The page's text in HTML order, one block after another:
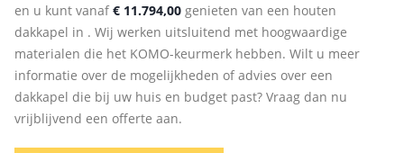
en u kunt vanaf€ 11.794,00 genieten van een houten
dakkapel in . Wij werken uitsluitend met hoogwaardige
materialen die het KOMO-keurmerk hebben. Wilt u meer
informatie over de mogelijkheden of advies over een
dakkapel die bij uw huis en budget past? Vraag dan nu
vrijblijvend een offerte aan.